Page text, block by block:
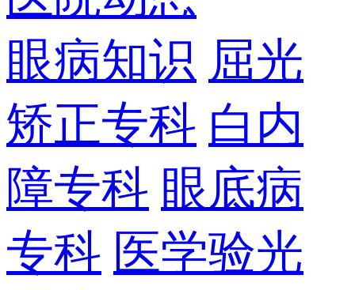
眼病知识 屈光
矫正专科 白内
障专科 眼底病
专科 医学验光